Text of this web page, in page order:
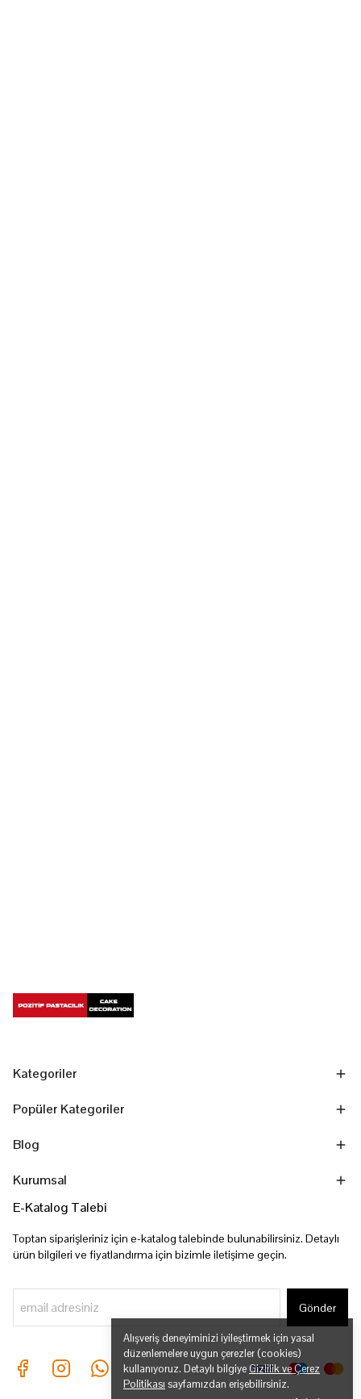
Alışveriş deneyiminizi iyileştirmek için yasal
düzenlemelere uygun çerezler (cookies)
kullanıyoruz. Detaylı bilgiye Gizlilik ve Çerez
Politikası sayfamızdan erişebilirsiniz.
Kategoriler
Popüler Kategoriler
Blog
Kurumsal
E-Katalog Talebi
Toptan siparişleriniz için e-katalog talebinde bulunabilirsiniz. Detaylı
ürün bilgileri ve fiyatlandırma için bizimle iletişime geçin.
Gönder